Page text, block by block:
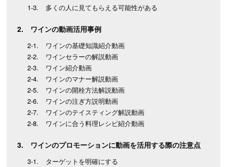
多くの人に見てもらえる可能性がある
ワインの動画活用事例
ワインの基礎知識紹介動画
ワインセラーの解説動画
ワイン紹介動画
ワインのマナー解説動画
ワインの開栓方法解説動画
ワインの注ぎ方説明動画
ワインのテイスティング解説動画
ワインに合う料理レシピ紹介動画
ワインのプロモーションに動画を活用する際の注意点
ターゲットを明確にする